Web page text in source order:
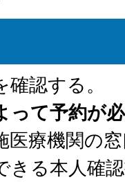
認する。
って予約が
医療機関の
きる本人確